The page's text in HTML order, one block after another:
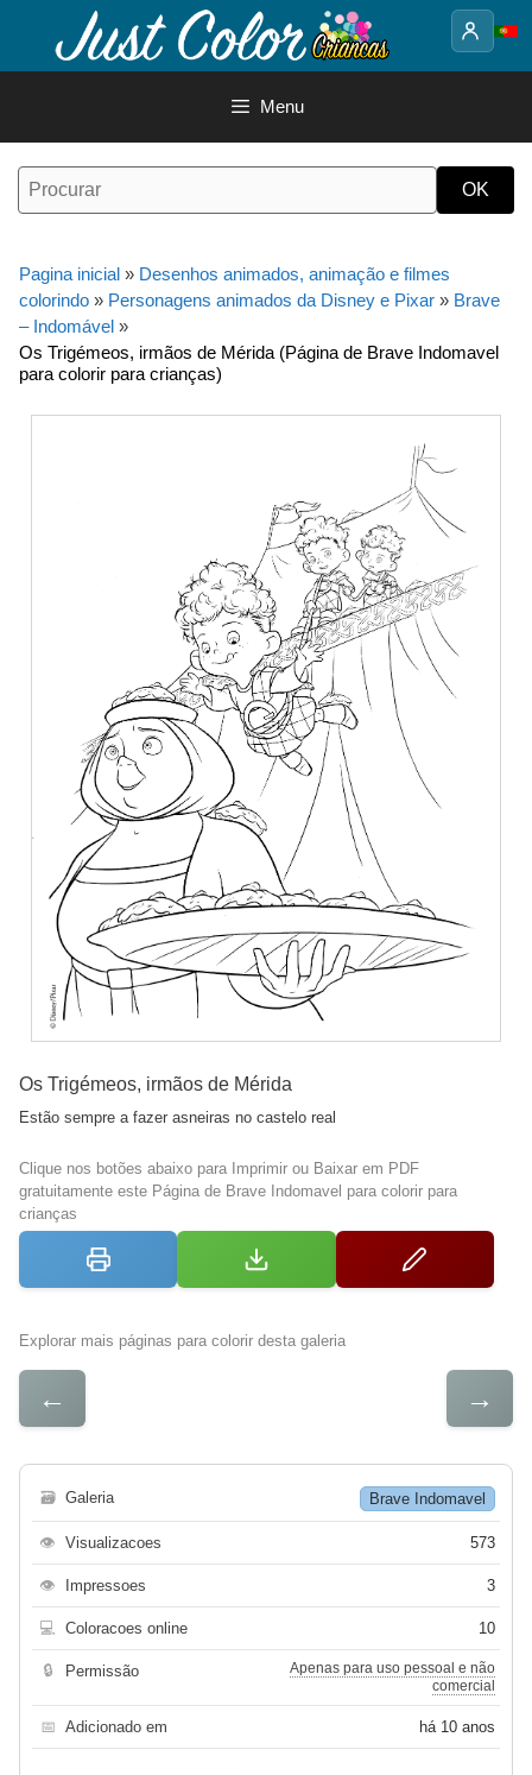
o
Menu
Pagina inicial » Desenhos animados, animação e filmes
colorindo » Personagens animados da Disney e Pixar » Brave
– Indomável »
Os Trigémeos, irmãos de Mérida (Página de Brave Indomavel
para colorir para crianças)
Os Trigémeos, irmãos de Mérida
Estão sempre a fazer asneiras no castelo real
Clique nos botões abaixo para Imprimir ou Baixar em PDF
gratuitamente este Página de Brave Indomavel para colorir para
crianças
Explorar mais páginas para colorir desta galeria
← →
🗃 Galeria Brave Indomavel
👁 Visualizacoes 573
👁 Impressoes 3
💻 Coloracoes online 10
🔒 Permissão
Apenas para uso pessoal e não
comercial
📅 Adicionado em há 10 anos